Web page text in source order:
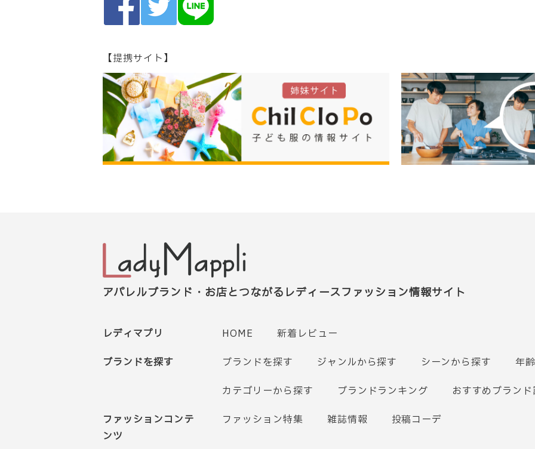
【提携サイト】
アパレルブランド・お店とつながるレディースファッション情報サイト
レディマプリ HOME
新着レビュー
ブランドを探す
ブランドを探す ジャンルから探す シーンから探す
年
カテゴリーから探す
ブランドランキング
おすすめブラン
ファッションコンテ
ンツ
ファッション特集 雑誌情報 投稿コーデ